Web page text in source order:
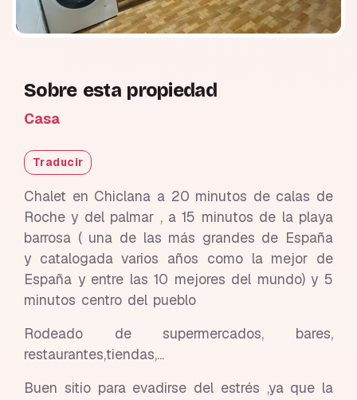
Sobre esta propiedad
Casa
Traducir
Chalet en Chiclana a 20 minutos de calas de
Roche y del palmar , a 15 minutos de la playa
barrosa ( una de las más grandes de España
y catalogada varios años como la mejor de
España y entre las 10 mejores del mundo) y 5
minutos centro del pueblo
Rodeado de supermercados, bares,
restaurantes,tiendas,...
Buen sitio para evadirse del estrés ,ya que la